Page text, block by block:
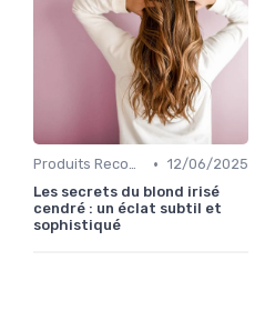
Produits Recommandés • 12/06/2025
Les secrets du blond irisé
cendré : un éclat subtil et
sophistiqué